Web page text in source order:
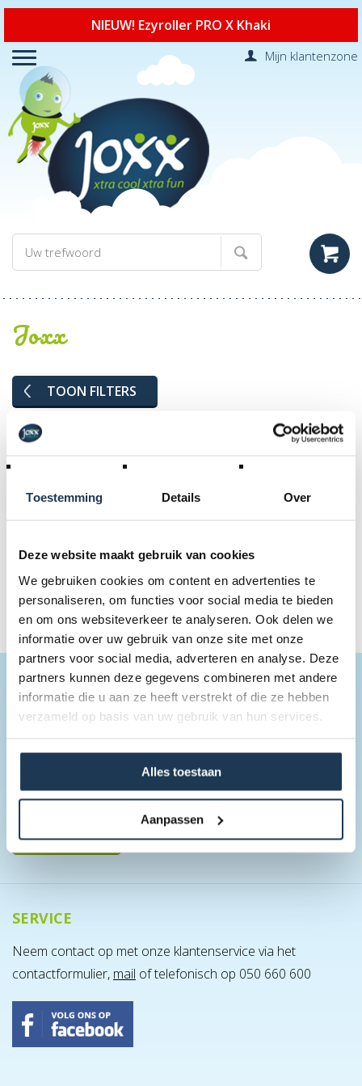
Toestemming Details Over
Deze website maakt gebruik van cookies
We gebruiken cookies om content en advertenties te
personaliseren, om functies voor social media te bieden
en om ons websiteverkeer te analyseren. Ook delen we
informatie over uw gebruik van onze site met onze
partners voor social media, adverteren en analyse. Deze
partners kunnen deze gegevens combineren met andere
informatie die u aan ze heeft verstrekt of die ze hebben
verzameld op basis van uw gebruik van hun services.
Alles toestaan
Aanpassen
NIEUW! Ezyroller PRO X Khaki
Mijn klantenzone
Joxx
TOON FILTERS
Geselecteerde filters:
€ 500 - € 999999
Geen producten
BLIJF OP DE HOOGTE
Schrijf je in op onze nieuwsbrief en blijf op de hooogte van
SERVICE
Neem contact op met onze klantenservice via het
contactformulier, mail of telefonisch op 050 660 600